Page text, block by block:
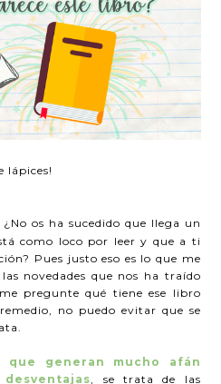
lápices!
¿No os ha sucedido que llega un
como loco por leer y que a ti
Pues justo eso es lo que me
novedades que nos ha traído
pregunte qué tiene ese libro
no puedo evitar que se
que generan mucho afán
, se trata de las